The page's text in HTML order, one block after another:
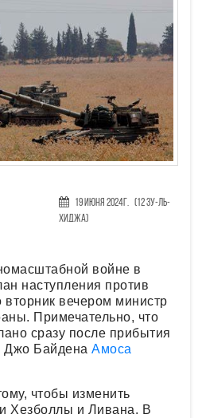
19 Июня 2024г. (12 Зу-ль-
хиджа)
войне в
наступления против
вечером министр
Примечательно, что
сразу после прибытия
Джо Байдена Амоса
чтобы изменить
Хезболлы и Ливана. В